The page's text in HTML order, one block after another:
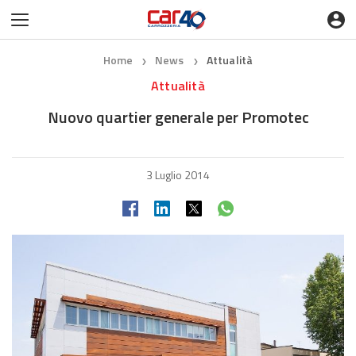
Home ❯ News ❯ Attualità
Attualità
Nuovo quartier generale per Promotec
3 Luglio 2014